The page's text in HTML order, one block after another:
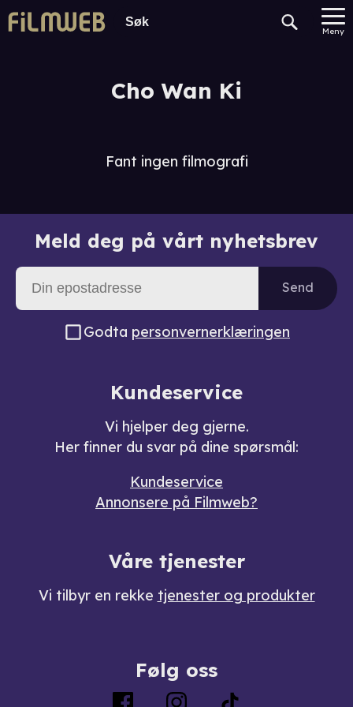
Meny
Cho Wan Ki
Fant ingen filmografi
Meld deg på vårt nyhetsbrev
Send
Godta personvernerklæringen
Kundeservice
Vi hjelper deg gjerne.
Her finner du svar på dine spørsmål:
Kundeservice
Annonsere på Filmweb?
Våre tjenester
Vi tilbyr en rekke tjenester og produkter
Følg oss